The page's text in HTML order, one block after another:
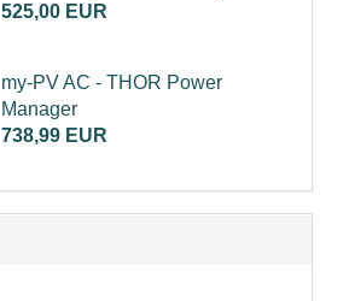
525,00 EUR
my-PV AC - THOR Power
Manager
738,99 EUR